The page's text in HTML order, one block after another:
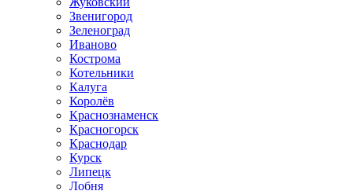
Звенигород
Зеленоград
Иваново
Кострома
Котельники
Калуга
Королёв
Краснознаменск
Красногорск
Краснодар
Курск
Липецк
Лобня